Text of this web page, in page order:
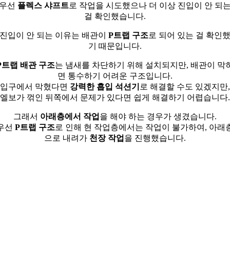
선 플렉스 샤프트로 작업을 시도했으나 더 이상 진입이 안 되
걸 확인했습니다.
진입이 안 되는 이유는 배관이 P트랩 구조로 되어 있는 걸 확인했
기 때문입니다.
트랩 배관 구조는 냄새를 차단하기 위해 설치되지만, 배관이 막
면 통수하기 어려운 구조입니다.
입구에서 막혔다면 강력한 흡입 석션기 로 해결할 수도 있겠지만,
엘보가 꺾인 뒤쪽에서 문제가 있다면 쉽게 해결하기 어렵습니다.
그래서 아래층에서 작업 을 해야 하는 경우가 생겼습니다.
선 P트랩 구조로 인해 현 작업층에서는 작업이 불가하여, 아래
으로 내려가 천장 작업 을 진행했습니다.